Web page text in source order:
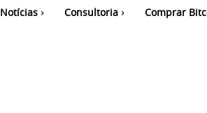
Notícias Consultoria Comprar